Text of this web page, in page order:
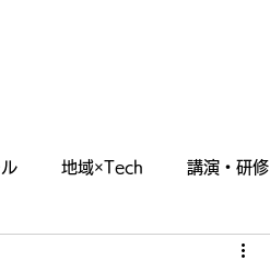
地域×Tech 講演・研修